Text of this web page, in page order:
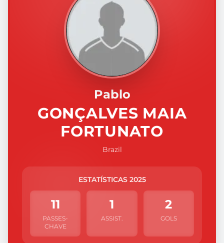
Pablo
GONÇALVES MAIA
FORTUNATO
Brazil
ESTATÍSTICAS 2025
11
PASSES-
CHAVE
1
ASSIST.
2
GOLS